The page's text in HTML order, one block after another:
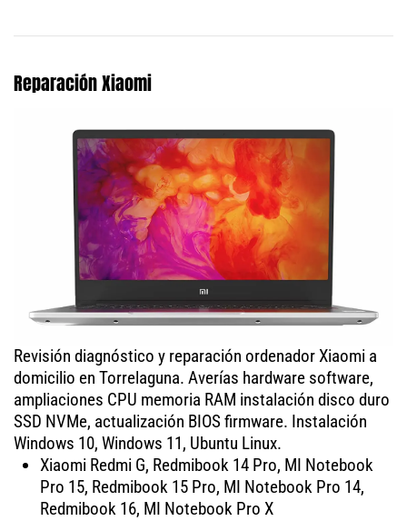
Reparación Xiaomi
Revisión diagnóstico y reparación ordenador Xiaomi a
domicilio en Torrelaguna. Averías hardware software,
ampliaciones CPU memoria RAM instalación disco duro
SSD NVMe, actualización BIOS firmware. Instalación
Windows 10, Windows 11, Ubuntu Linux.
Xiaomi Redmi G, Redmibook 14 Pro, MI Notebook
Pro 15, Redmibook 15 Pro, MI Notebook Pro 14,
Redmibook 16, MI Notebook Pro X